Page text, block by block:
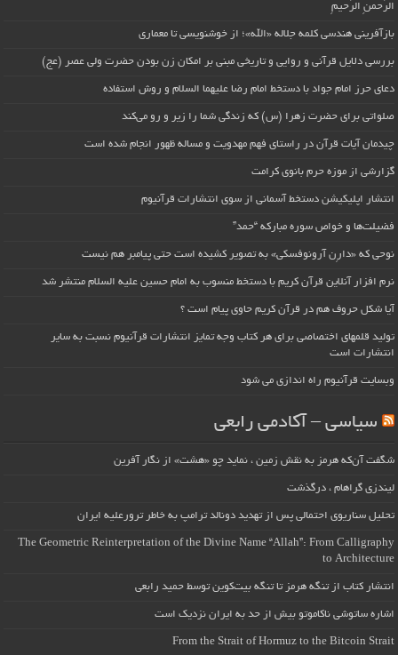
الرَّحمنِ الرَّحیمِ
بازآفرینی هندسی کلمه جلاله «الله»؛ از خوشنویسی تا معماری
بررسی دلایل قرآنی و روایی و تاریخی مبنی بر امکان زن بودن حضرت ولی عصر (عج)
دعای حرز امام جواد با دستخط امام رضا علیهما السلام و روش استفاده
صلواتی برای حضرت زهرا (س) که زندگی شما را زیر و رو می‌کند
چیدمان آیات قرآن در راستای فهم مهدویت و مساله ظهور انجام شده است
گزارشی از موزه حرم بانوی کرامت
انتشار اپلیکیشن دستخط آسمانی از سوی انتشارات قرآنیوم
فضیلت‌ها و خواص سوره مبارکه “حمد”
نوحی که «دارِن آرونوفسکی» به تصویر کشیده است حتی پیامبر هم نیست
نرم افزار آنلاین قرآن کریم با دستخط منسوب به امام حسین علیه السلام منتشر شد
آیا شکل حروف هم در قرآن کریم حاوی پیام است ؟
تولید قلمهای اختصاصی برای هر کتاب وجه تمایز انتشارات قرآنیوم نسبت به سایر
انتشارات است
وبسایت قرآنیوم راه اندازی می شود
سیاسی – آکادمی رابعی
شگفت آن‌که هرمز به نقش زمین ، نماید چو «هشت» از نگار آفرین
لیندزی گراهام ، درگذشت
تحلیل سناریوی احتمالی پس از تهدید دونالد ترامپ به خاطر ترورعلیه ایران
The Geometric Reinterpretation of the Divine Name “Allah”: From Calligraphy
to Architecture
انتشار کتاب از تنگه هرمز تا تنگه بیت‌کوین توسط حمید رابعی
اشاره ساتوشی ناکاموتو بیش از حد به ایران نزدیک است
From the Strait of Hormuz to the Bitcoin Strait